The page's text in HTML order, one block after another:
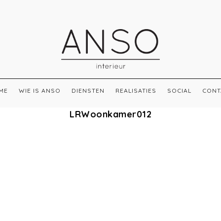
WIE IS ANSO DIENSTEN REALISATIES SOCIAL
LRWoonkamer012